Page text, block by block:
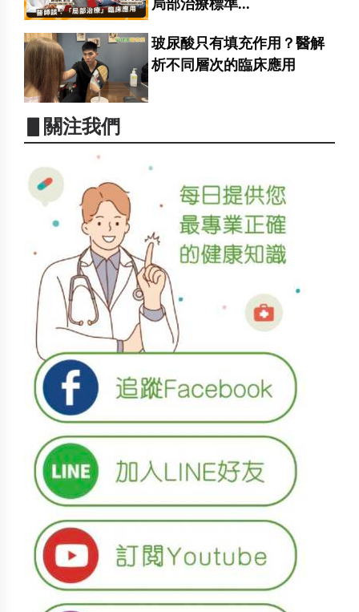
局部治療標準...
玻尿酸只有填充作用？醫解
析不同層次的臨床應用
▋關注我們